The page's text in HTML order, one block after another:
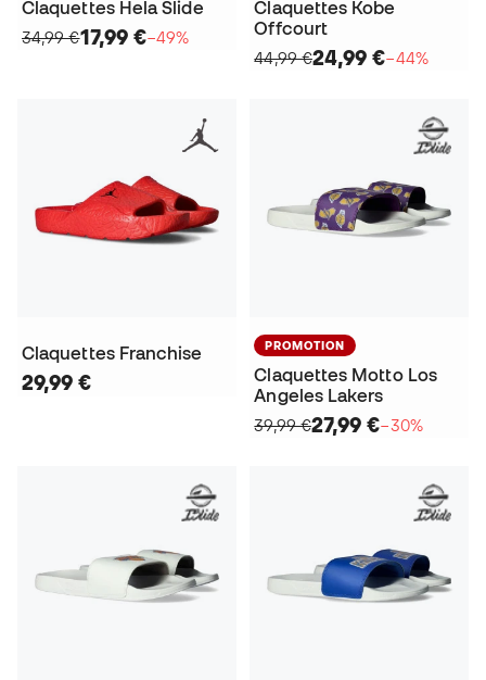
Claquettes Hela Slide
34,99 €17,99 €−49%
Claquettes Kobe
Offcourt
44,99 €24,99 €−44%
Claquettes Franchise
29,99 €
PROMOTION
Claquettes Motto Los
Angeles Lakers
39,99 €27,99 €−30%